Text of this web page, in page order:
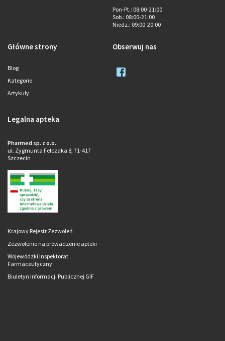
Pon-Pt.: 08:00-21:00
Sob.: 08:00-21:00
Niedz.: 09:00-20:00
Główne strony
Blog
Kategorie
Artykuły
Legalna apteka
Pharmed sp. z o.o.
ul. Zygmunta Felczaka 8, 71-417
Szczecin
Krajowy Rejestr Zezwoleń
Zezwolenie na prowadzenie apteki
Wojewódzki Inspektorat
Farmaceutyczny
Biuletyn Informacji Publicznej GIF
Obserwuj nas